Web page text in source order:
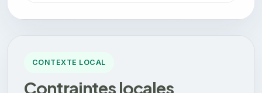
CONTEXTE LOCAL
Contraintes locales